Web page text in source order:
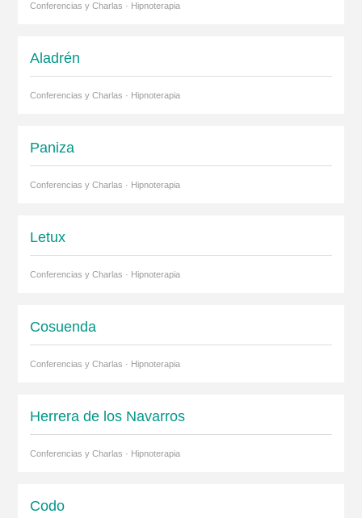
Conferencias y Charlas · Hipnoterapia
Aladrén
Conferencias y Charlas · Hipnoterapia
Paniza
Conferencias y Charlas · Hipnoterapia
Letux
Conferencias y Charlas · Hipnoterapia
Cosuenda
Conferencias y Charlas · Hipnoterapia
Herrera de los Navarros
Conferencias y Charlas · Hipnoterapia
Codo